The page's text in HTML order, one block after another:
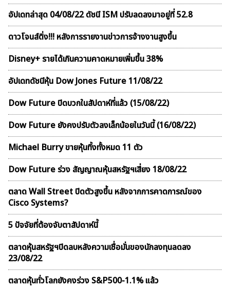
อัปเดทล่าสุด 04/08/22 ดัชนี ISM ปรับลดลงมาอยู่ที่ 52.8
ดาวโจนส์ดิ่ง!!! หลังการรายงานข่าวการจ้างงานสูงขึ้น
Disney+ รายได้เกินความคาดหมายเพิ่มขึ้น 38%
อัปเดทดัชนีหุ้น Dow Jones Future 11/08/22
Dow Future ปิดบวกในสัปดาห์ที่เเล้ว (15/08/22)
Dow Future ยังคงปรับตัวลงเล็กน้อยในวันนี้ (16/08/22)
Michael Burry ขายหุ้นทิ้งทั้งหมด 11 ตัว
Dow Future ร่วง สัญญาณหุ้นสหรัฐฯเสี่ยง 18/08/22
ตลาด Wall Street ปิดตัวสูงขึ้น หลังจากการคาดการณ์ของ
Cisco Systems?
5 ปัจจัยที่ต้องจับตาสัปดาห์นี้
ตลาดหุ้นสหรัฐฯปิดลบหลังความเชื่อมั่นของนักลงทุนลดลง
23/08/22
ตลาดหุ้นทั่วโลกยังคงร่วง S&P500-1.1% แล้ว